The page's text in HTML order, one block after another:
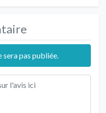
sera pas publiée.